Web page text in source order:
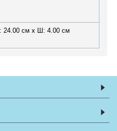
24.00 см x Ш: 4.00 см